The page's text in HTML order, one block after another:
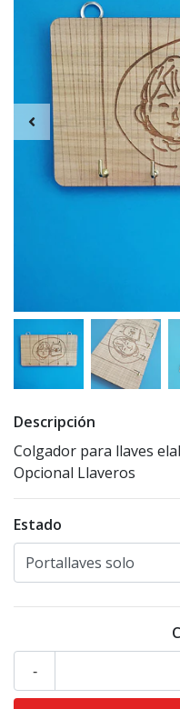
Descripción
Colgador para llaves
Opcional Llaveros
Estado
-